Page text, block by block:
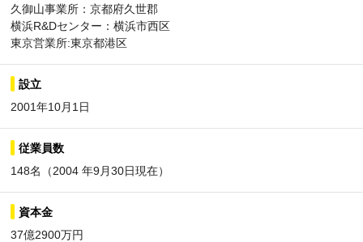
久御山事業所：京都府久世郡
横浜R&Dセンター：横浜市西区
東京営業所:東京都港区
設立
2001年10月1日
従業員数
148名（2004 年9月30日現在）
資本金
37億2900万円